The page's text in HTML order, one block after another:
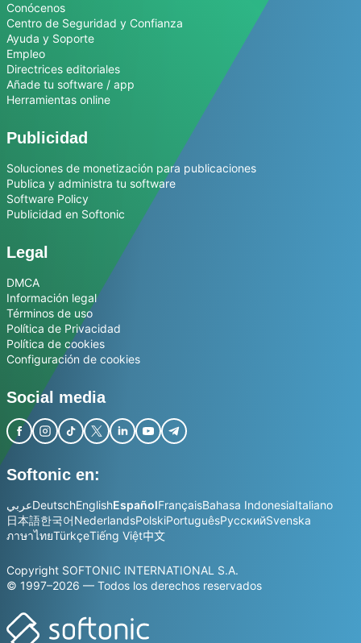
Conócenos
Centro de Seguridad y Confianza
Ayuda y Soporte
Empleo
Directrices editoriales
Añade tu software / app
Herramientas online
Publicidad
Soluciones de monetización para publicaciones
Publica y administra tu software
Software Policy
Publicidad en Softonic
Legal
DMCA
Información legal
Términos de uso
Política de Privacidad
Política de cookies
Configuración de cookies
Social media
Softonic en:
عربيDeutschEnglishEspañolFrançaisBahasa IndonesiaItaliano
日本語한국어NederlandsPolskiPortuguêsРусскийSvenska
ภาษาไทยTürkçeTiếng Việt中文
Copyright SOFTONIC INTERNATIONAL S.A.
© 1997–2026 — Todos los derechos reservados